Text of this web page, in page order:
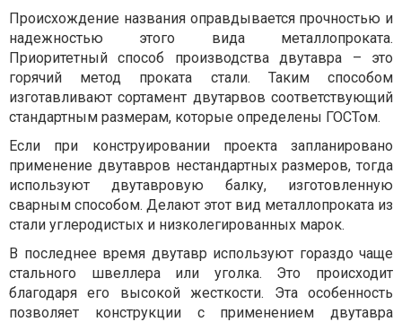
Происхождение названия оправдывается прочностью и
надежностью этого вида металлопроката.
Приоритетный способ производства двутавра – это
горячий метод проката стали. Таким способом
изготавливают сортамент двутарвов соответствующий
стандартным размерам, которые определены ГОСТом.
Если при конструировании проекта запланировано
применение двутавров нестандартных размеров, тогда
используют двутавровую балку, изготовленную
сварным способом. Делают этот вид металлопроката из
стали углеродистых и низколегированных марок.
В последнее время двутавр используют гораздо чаще
стального швеллера или уголка. Это происходит
благодаря его высокой жесткости. Эта особенность
позволяет конструкции с применением двутавра